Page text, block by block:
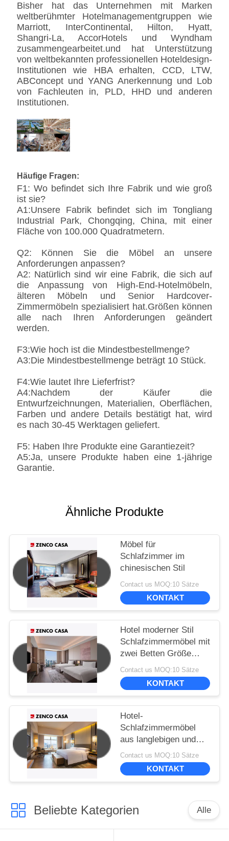
Bisher hat das Unternehmen mit Marken
weltberühmter Hotelmanagementgruppen wie
Marriott, InterContinental, Hilton, Hyatt,
Shangri-La, AccorHotels und Wyndham
zusammengearbeitet.und hat Unterstützung
von weltbekannten professionellen Hoteldesign-
Institutionen wie HBA erhalten, CCD, LTW,
ABConcept und YANG Anerkennung und Lob
von Fachleuten in, PLD, HHD und anderen
Institutionen.
Häufige Fragen:
F1: Wo befindet sich Ihre Fabrik und wie groß
ist sie?
A1:Unsere Fabrik befindet sich im Tongliang
Industrial Park, Chongqing, China, mit einer
Fläche von 100.000 Quadratmetern.
Q2: Können Sie die Möbel an unsere
Anforderungen anpassen?
A2: Natürlich sind wir eine Fabrik, die sich auf
die Anpassung von High-End-Hotelmöbeln,
älteren Möbeln und Senior Hardcover-
Zimmermöbeln spezialisiert hat.Größen können
alle nach Ihren Anforderungen geändert
werden.
F3:Wie hoch ist die Mindestbestellmenge?
A3:Die Mindestbestellmenge beträgt 10 Stück.
F4:Wie lautet Ihre Lieferfrist?
A4:Nachdem der Käufer die
Entwurfzeichnungen, Materialien, Oberflächen,
Farben und andere Details bestätigt hat, wird
es nach 30-45 Werktagen geliefert.
F5: Haben Ihre Produkte eine Garantiezeit?
A5:Ja, unsere Produkte haben eine 1-jährige
Garantie.
Ähnliche Produkte
Möbel für
Schlafzimmer im
chinesischen Stil
Contact us MOQ:10 Sätze
KONTAKT
Hotel moderner Stil
Schlafzimmermöbel mit
zwei Betten Größe
1500*2000mm
Contact us MOQ:10 Sätze
KONTAKT
Hotel-
Schlafzimmermöbel
aus langlebigen und
umweltfreundlichen
Materialien
Contact us MOQ:10 Sätze
KONTAKT
Beliebte Kategorien Alle